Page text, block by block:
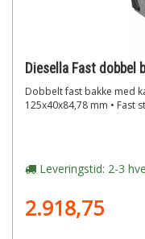
Diesella Fast dobbel
Dobbelt fast bakke med
125x40x84,78 mm • Fast
Leveringstid: 2-3
2.918,75